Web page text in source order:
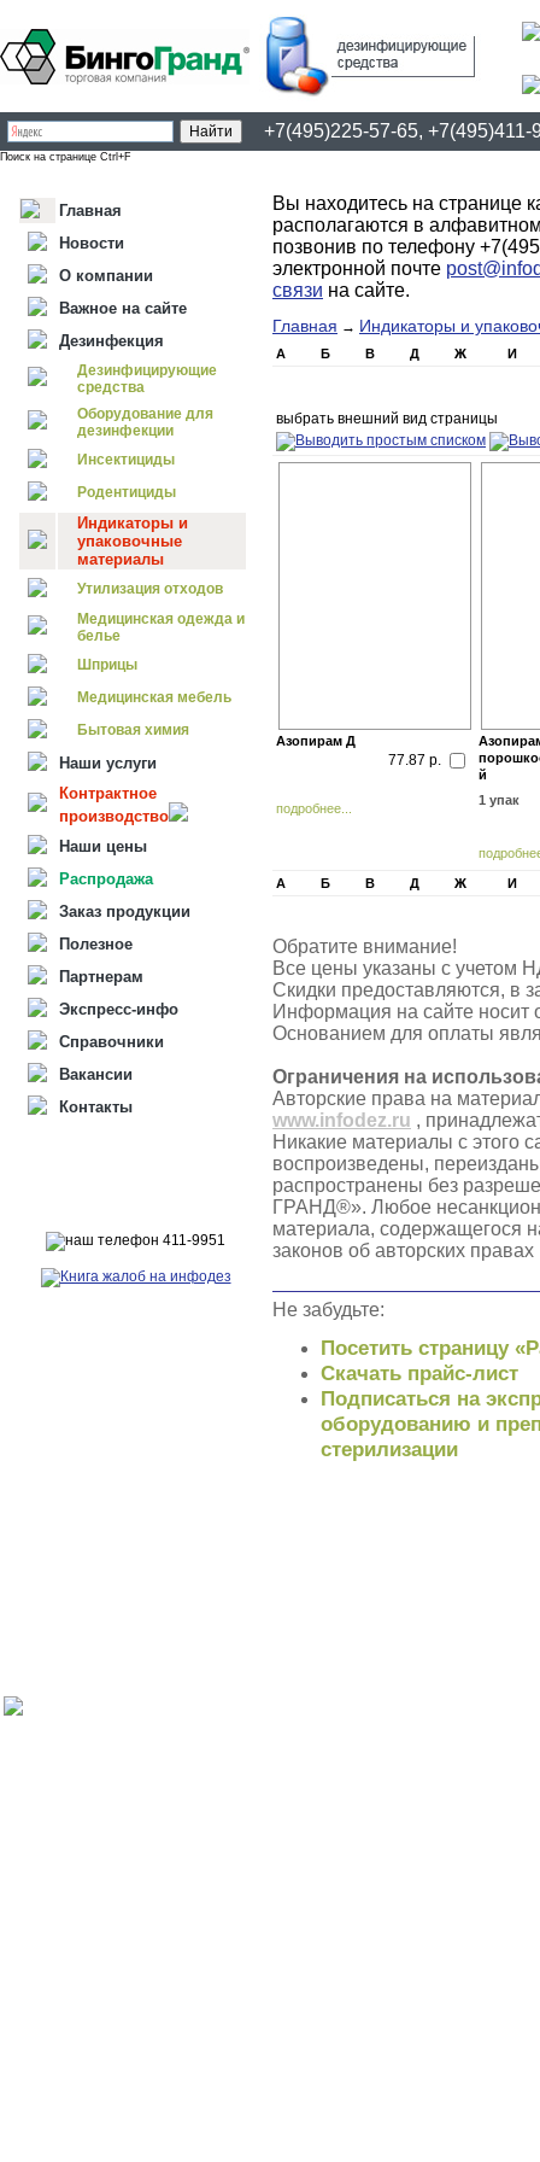
+7(495)225-57-65, +7(495)411-
Поиск на странице Ctrl+F
Главная
Новости
О компании
Важное на сайте
Дезинфекция
Дезинфицирующие
средства
Оборудование для
дезинфекции
Инсектициды
Родентициды
Индикаторы и
упаковочные
материалы
Утилизация отходов
Медицинская одежда и
белье
Шприцы
Медицинская мебель
Бытовая химия
Наши услуги
Контрактное
производство
Наши цены
Распродажа
Заказ продукции
Полезное
Партнерам
Экспресс-инфо
Справочники
Вакансии
Контакты
Вы находитесь на странице
располагаются в
позвонив по телефону
электронной почте
связи на сайте.
Главная → Индикаторы и
А Б В Д Ж И
выбрать внешний вид страницы
Азопирам Д
77.87 р.
подробнее...
й
1 упак
А Б В Д Ж И
Обратите внимание!
Все цены указаны с учетом
Скидки предоставляются, в
Информация на сайте носит
Основанием для оплаты
Ограничения на
Авторские права на
www.infodez.ru ,
Никакие материалы с этого
воспроизведены,
распространены без
ГРАНД®». Любое
материала, содержащегося
законов об авторских
Не забудьте:
Посетить страницу
Скачать прайс-лист
Подписаться на
оборудованию и
стерилизации